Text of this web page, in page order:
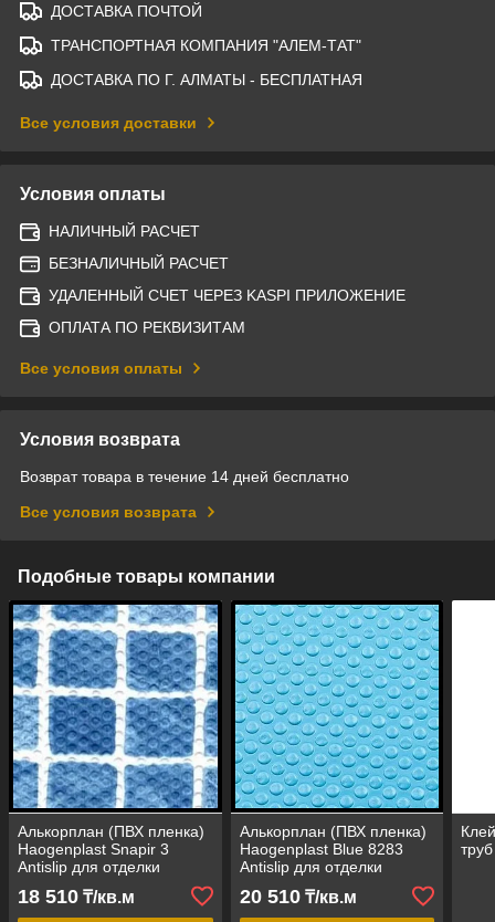
ДОСТАВКА ПОЧТОЙ
ТРАНСПОРТНАЯ КОМПАНИЯ "АЛЕМ-ТАТ"
ДОСТАВКА ПО Г. АЛМАТЫ - БЕСПЛАТНАЯ
Все условия доставки
Условия оплаты
НАЛИЧНЫЙ РАСЧЕТ
БЕЗНАЛИЧНЫЙ РАСЧЕТ
УДАЛЕННЫЙ СЧЕТ ЧЕРЕЗ KASPI ПРИЛОЖЕНИЕ
ОПЛАТА ПО РЕКВИЗИТАМ
Все условия оплаты
Условия возврата
Возврат товара в течение 14 дней бесплатно
Все условия возврата
Подобные товары компании
Алькорплан (ПВХ пленка)
Haogenplast Snapir 3
Antislip для отделки
бассейна
(противоскользящая
18 510 ₸/кв.м
Алькорплан (ПВХ пленка)
Haogenplast Blue 8283
Antislip для отделки
бассейна
(противоскользящая
20 510₸/кв.м